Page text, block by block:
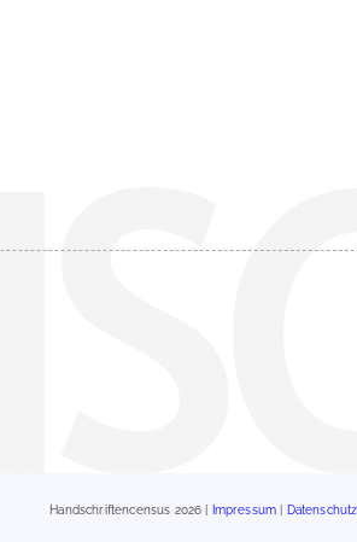
Handschriftencensus 2026 | Impressum